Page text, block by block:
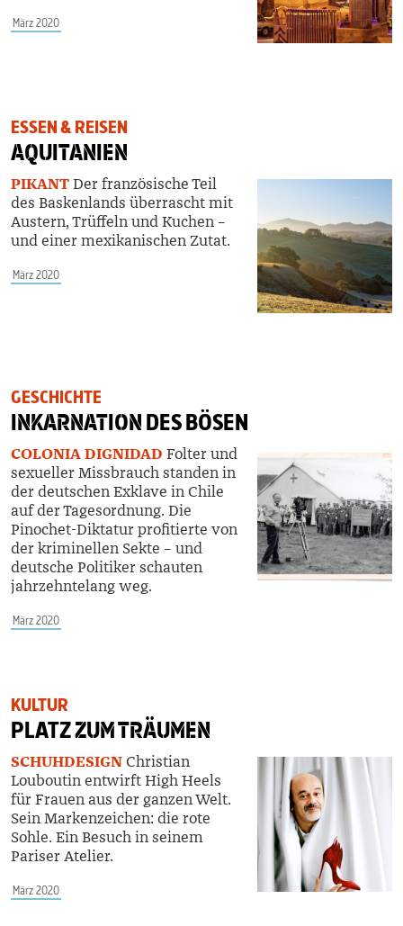
März 2020
ESSEN & REISEN
AQUITANIEN
PIKANTDer französische Teil
des Baskenlands überrascht mit
Austern, Trüffeln und Kuchen –
und einer mexikanischen Zutat.
März 2020
GESCHICHTE
INKARNATIONDES BÖSEN
COLONIA DIGNIDAD Folter und
sexueller Missbrauchstandenin
der deutschen Exklave in Chile
aufder Tagesordnung. Die
Pinochet-Diktaturprofitierte von
der kriminellen Sekte – und
deutsche Politiker schauten
jahrzehntelang weg.
März 2020
KULTUR
PLATZZUM TRÄUMEN
SCHUHDESIGNChristian
Louboutin entwirft High Heels
für Frauen aus der ganzen Welt.
Sein Markenzeichen: die rote
Sohle. Ein Besuch in seinem
Pariser Atelier.
März 2020